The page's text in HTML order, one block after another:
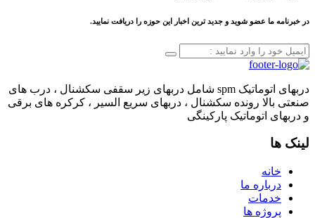
در خبرنامه ما عضو شوید و جدید ترین اخبار این حوزه را دریافت نمایید.
دربهای اتوماتیک spm شامل دربهای زیر سقفی سکشنال ، درب های
صنعتی بالا رونده سکشنال ، دربهای سریع السیر ، کرکره های برقی
و دربهای اتوماتیک پارکینگی
لینک ها
خانه
درباره ما
خدمات
پروژه ها